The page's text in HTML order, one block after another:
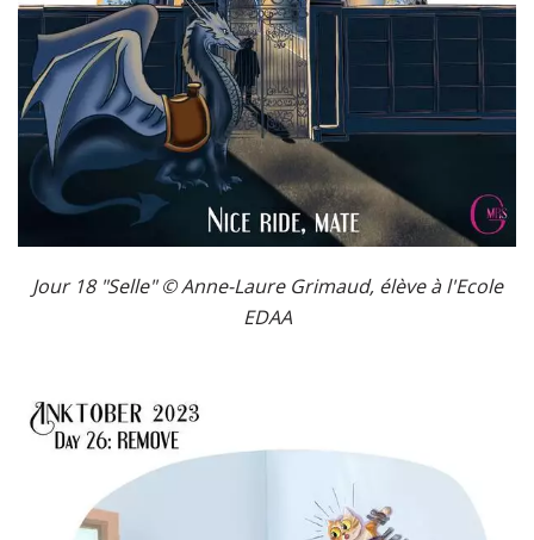
Jour 18 "Selle" © Anne-Laure Grimaud, élève à l'Ecole
EDAA